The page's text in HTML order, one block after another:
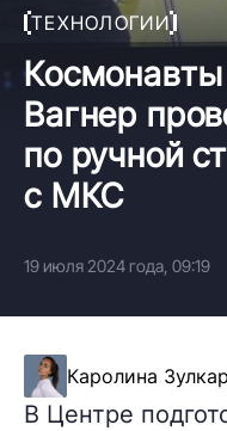
ТЕХНОЛОГИИ
Вагнер
по ручной
с МКС
19 июля 2024 года, 09:19
Каролина
В Центре